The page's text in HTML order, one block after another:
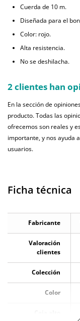
Cuerda de 10 m.
Diseñada para el
Color: rojo.
Alta resistencia.
No se deshilacha.
2 clientes han
En la sección de
producto. Todas las
ofrecemos son reales y
importante, y nos ayuda
usuarios.
Ficha técnica
Fabricante
Valoración
clientes
Colección
Color